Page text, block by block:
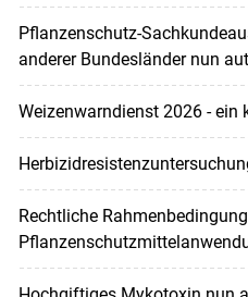
Pflanzenschutz-
anderer Bundesländer nun
Weizenwarndienst 2026 - ein
Rechtliche